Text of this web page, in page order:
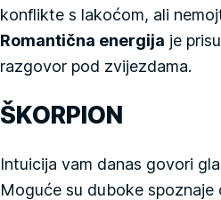
konflikte s lakoćom, ali
Romantična energija je
razgovor pod zvijezdama.
ŠKORPION
Intuicija vam danas govori
Moguće su duboke